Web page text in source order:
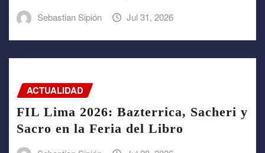
Sebastian Sipión Jul 31, 2026
ACTUALIDAD
FIL Lima 2026: Bazterrica, Sacheri y
Sacro en la Feria del Libro